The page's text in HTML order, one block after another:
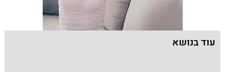
עוד בנושא